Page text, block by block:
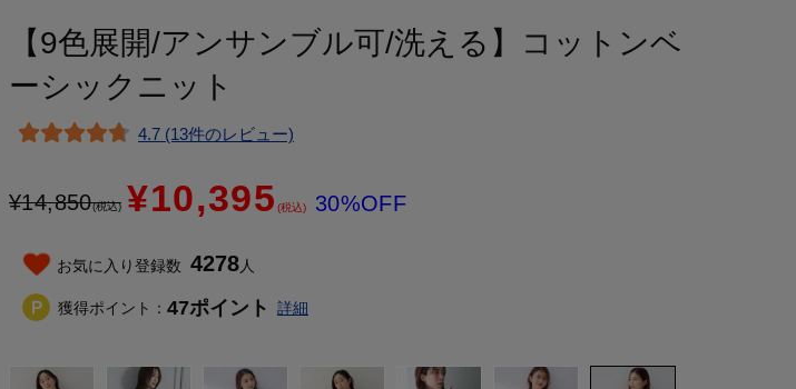
【9色展開/アンサンブル可/洗える】コットンベ
ーシックニット
4.7 (13件のレビュー)
¥14,850(税込) ¥10,395 (税込) 30%OFF
お気に入り登録数 4278人
獲得ポイント： 47ポイント 詳細